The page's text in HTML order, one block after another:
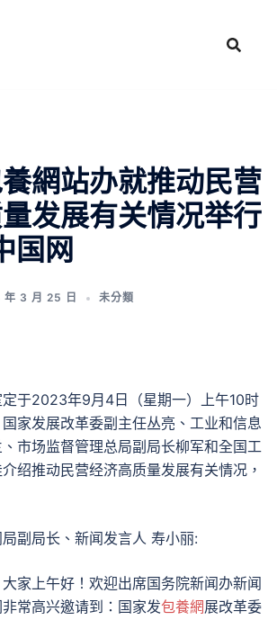
網站办就推动民营
发展有关情况举行
国网
3 月 25 日 未分類
于2023年9月4日（星期一）上午10时
家发展改革委副主任丛亮、工业和信息
市场监督管理总局副局长柳军和全国工
绍推动民营经济高质量发展有关情况，
副局长、新闻发言人 寿小丽:
家上午好！欢迎出席国务院新闻办新闻
常高兴邀请到：国家发包養網展改革委